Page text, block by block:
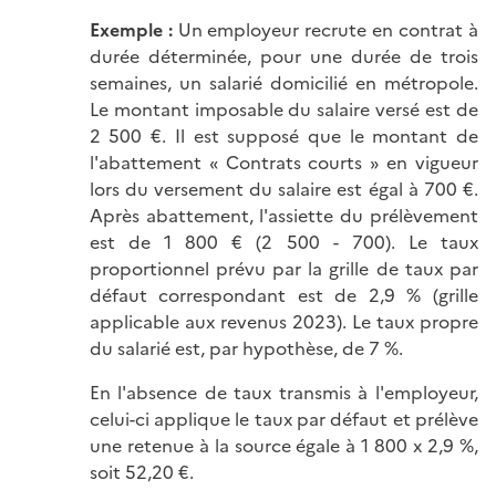
Exemple :Un employeur recrute en contrat à
durée déterminée, pour une durée de trois
semaines, un salarié domicilié en métropole.
Le montant imposable du salaire versé est de
2 500 €. Il est supposé que le montant de
l'abattement « Contrats courts » en vigueur
lors du versement du salaire est égal à 700 €.
Après abattement, l'assiette du prélèvement
est de 1 800 € (2 500 - 700). Le taux
proportionnel prévu par la grille de taux par
défaut correspondant est de 2,9 % (grille
applicable aux revenus 2023). Le taux propre
du salarié est, par hypothèse, de 7 %.
En l'absence de taux transmis à l'employeur,
celui-ci applique le taux par défaut et prélève
une retenue à la source égale à1 800 x 2,9 %,
soit 52,20 €.